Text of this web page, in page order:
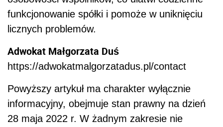
funkcjonowanie spółki i pomoże w uniknięciu
licznych problemów.
Adwokat Małgorzata Duś
https://adwokatmalgorzatadus.pl/contact
Powyższy artykuł ma charakter wyłącznie
informacyjny, obejmuje stan prawny na dzień
28 maja 2022 r. W żadnym zakresie nie